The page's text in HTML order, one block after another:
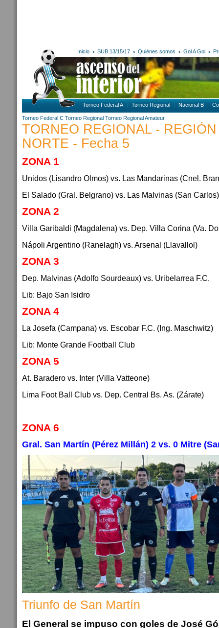
Inicio SUB 13/15/17 Quiénes somos Gol A Gol
Torneo Federal A Torneo Regional Nacional B
Torneo Federal C Torneo Regional Torneo Regional Amateur
TORNEO REGIONAL -
NORTE - Fecha 5
ZONA 1
Unidos (Lisandro Olmos) vs. Las Mandarinas (Cnel.
El Salado (Gral. Belgrano) vs. Las Malvinas (San Carlos)
ZONA 2
Villa Garibaldi (Magdalena) vs. Dep. Villa Corina (Va.
Nápoli Argentino (Ranelagh) vs. Arsenal (Llavallol)
ZONA 3
Dep. Malvinas (Adolfo Sourdeaux) vs. Uribelarrea F.C.
Lib: Bajo San Isidro
ZONA 4
La Josefa (Campana) vs. Escobar F.C. (Ing. Maschwitz)
Lib: Monte Grande Football Club
ZONA 5
At. Baradero vs. Inter (Villa Vatteone)
Lima Foot Ball Club vs. Dep. Central Bs. As. (Zárate)
ZONA 6
Gral. San Martín (Pérez Millán) 2 vs. 0 Mitre
Triunfo de San Martín
El General se impuso con goles de José